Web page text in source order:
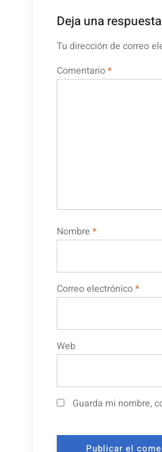
Deja una respuesta
Tu dirección de correo
Comentario*
Nombre *
Correo electrónico*
Web
Guarda mi nombre,